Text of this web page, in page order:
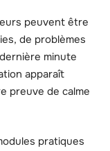
peuvent être
de problèmes
minute
apparaît
preuve de calme
pratiques